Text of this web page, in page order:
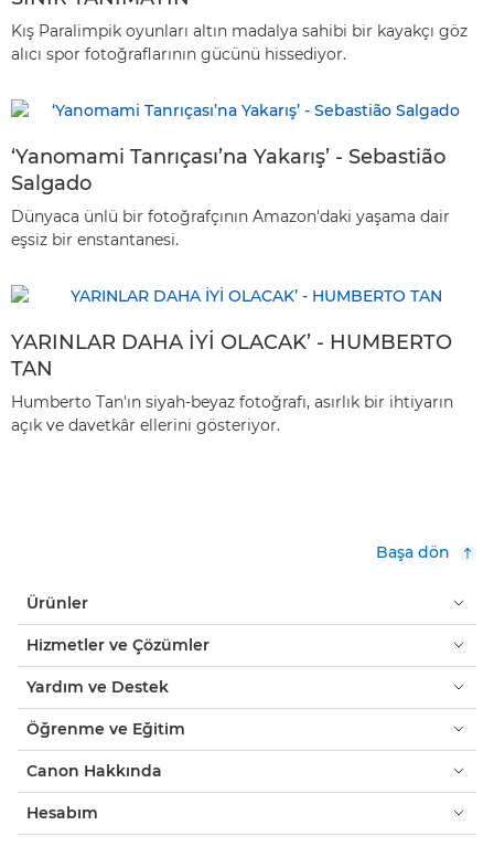
Kış Paralimpik oyunları altın madalya sahibi bir kayakçı göz
alıcı spor fotoğraflarının gücünü hissediyor.
‘Yanomami Tanrıçası’na Yakarış’ - Sebastião
Salgado
Dünyaca ünlü bir fotoğrafçının Amazon'daki yaşama dair
eşsiz bir enstantanesi.
YARINLAR DAHA İYİ OLACAK’ - HUMBERTO
TAN
Humberto Tan'ın siyah-beyaz fotoğrafı, asırlık bir ihtiyarın
açık ve davetkâr ellerini gösteriyor.
Başa dön
Ürünler
Hizmetler ve Çözümler
Yardım ve Destek
Öğrenme ve Eğitim
Canon Hakkında
Hesabım